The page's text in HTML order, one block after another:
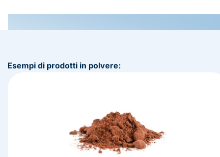
Esempi di prodotti in polvere: